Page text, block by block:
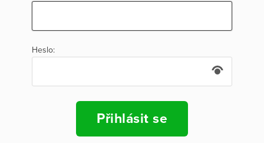
Heslo:
Přihlásit se